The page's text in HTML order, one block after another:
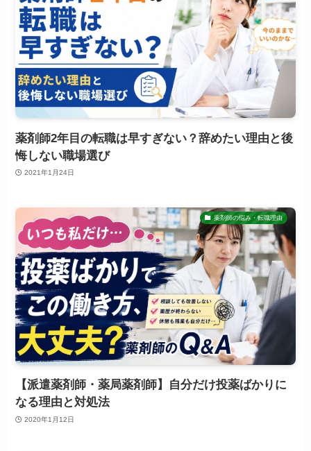
薬剤師2年目の転職は早すぎない？辞めたい理由と後
悔しない職場選び
2021年1月24日
薬剤師の悩み・転職理由
【派遣薬剤師・薬局薬剤師】自分だけ投薬ばかりに
なる理由と対処法
2020年1月12日